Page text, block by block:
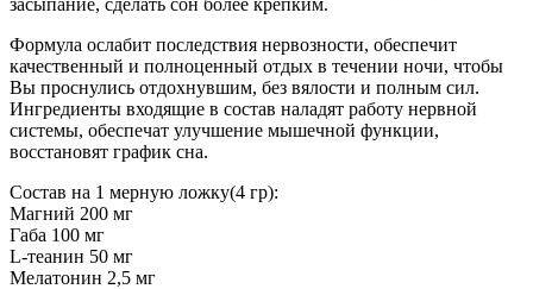
Формула ослабит последствия нервозности, обеспечит
качественный и полноценный отдых в течении ночи, чтобы
Вы проснулись отдохнувшим, без вялости и полным сил.
Ингредиенты входящие в состав наладят работу нервной
системы, обеспечат улучшение мышечной функции,
восстановят график сна.
Состав на 1 мерную ложку(4 гр):
Магний 200 мг
Габа 100 мг
L-теанин 50 мг
Мелатонин 2,5 мг